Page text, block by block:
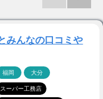
みんなの口コミや
福岡 大分
スーパー工務店